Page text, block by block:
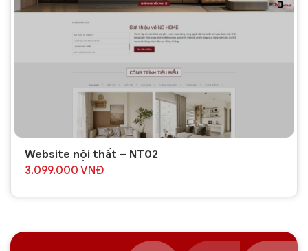
Website nội thất – NT02
3.099.000 VNĐ